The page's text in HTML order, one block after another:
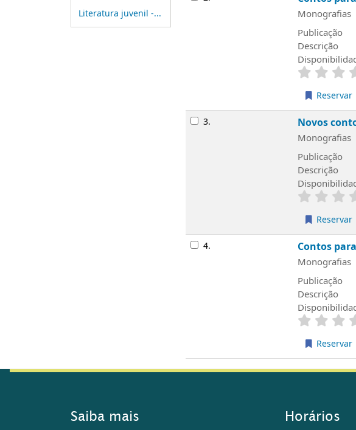
Literatura juvenil -...
Monografias
Publicação
Descrição
Reservar
3. Novos
Monografias
Publicação
Descrição
Reservar
4. Contos
Monografias
Publicação
Descrição
Reservar
Saiba mais Horários